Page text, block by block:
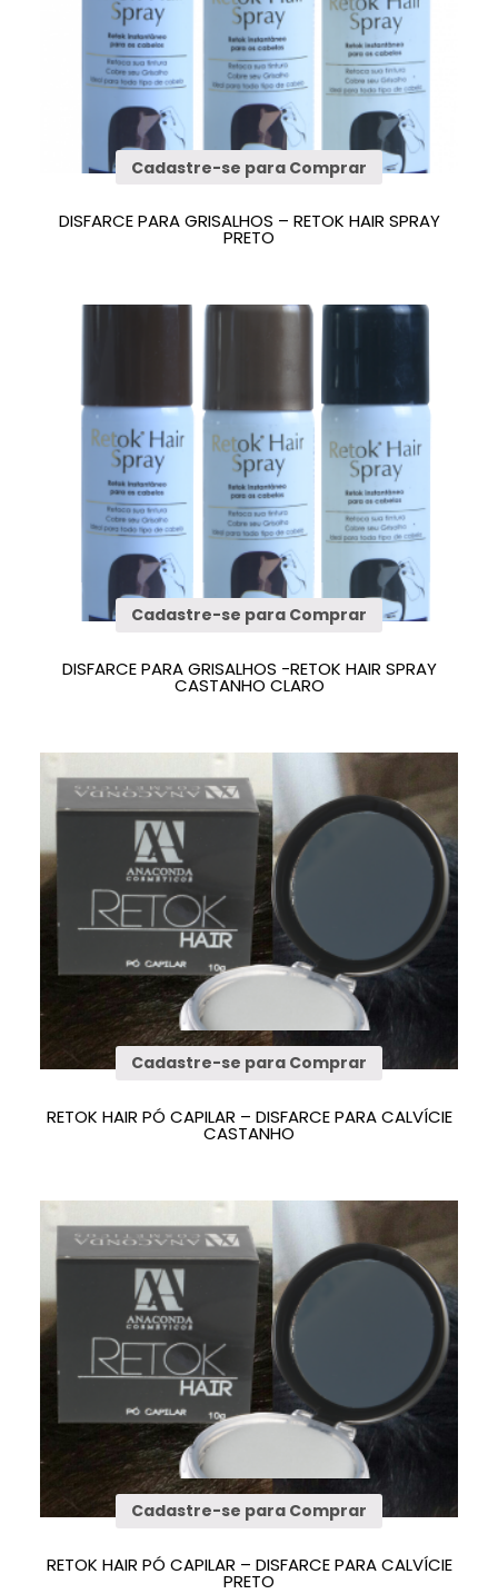
Cadastre-se para Comprar
DISFARCE PARA GRISALHOS – RETOK HAIR SPRAY
PRETO
Cadastre-se para Comprar
DISFARCE PARA GRISALHOS -RETOK HAIR SPRAY
CASTANHO CLARO
Cadastre-se para Comprar
RETOK HAIR PÓ CAPILAR – DISFARCE PARA CALVÍCIE
CASTANHO
Cadastre-se para Comprar
RETOK HAIR PÓ CAPILAR – DISFARCE PARA CALVÍCIE
PRETO